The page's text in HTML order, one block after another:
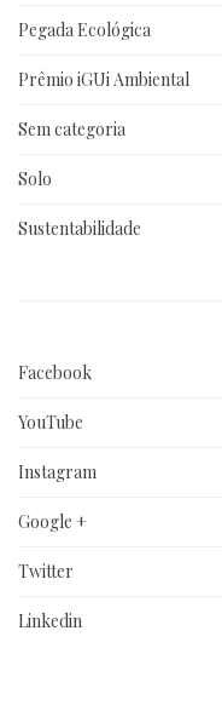
Pegada Ecológica
Prêmio iGUi Ambiental
Sem categoria
Solo
Sustentabilidade
Facebook
YouTube
Instagram
Google +
Twitter
Linkedin